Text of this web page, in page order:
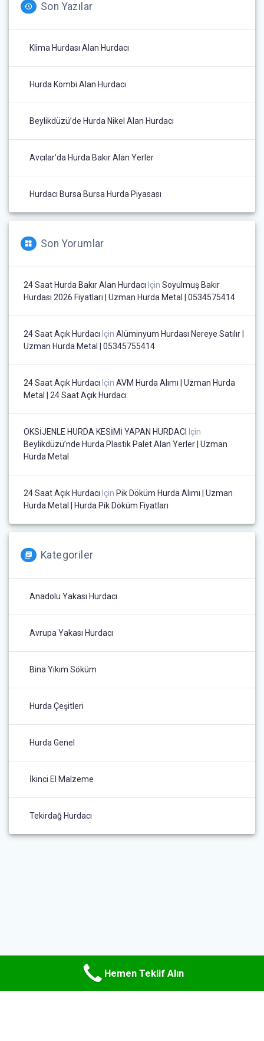
Son Yazılar
Klima Hurdası Alan Hurdacı
Hurda Kombi Alan Hurdacı
Beylikdüzü’de Hurda Nikel Alan Hurdacı
Avcılar’da Hurda Bakır Alan Yerler
Hurdacı Bursa Bursa Hurda Piyasası
Son Yorumlar
24 Saat Hurda Bakır Alan Hurdacı Için Soyulmuş Bakır
Hurdası 2026 Fiyatları | Uzman Hurda Metal | 0534575414
24 Saat Açık Hurdacı Için Alüminyum Hurdası Nereye Satılır |
Uzman Hurda Metal | 05345755414
24 Saat Açık Hurdacı Için AVM Hurda Alımı | Uzman Hurda
Metal | 24 Saat Açık Hurdacı
OKSİJENLE HURDA KESİMİ YAPAN HURDACI
Için
Beylikdüzü’nde Hurda Plastik Palet Alan Yerler | Uzman
Hurda Metal
24 Saat Açık Hurdacı Için Pik Döküm Hurda Alımı | Uzman
Hurda Metal | Hurda Pik Döküm Fiyatları
Kategoriler
Anadolu Yakası Hurdacı
Avrupa Yakası Hurdacı
Bina Yıkım Söküm
Hurda Çeşitleri
Hurda Genel
İkinci El Malzeme
Tekirdağ Hurdacı
Hemen Teklif Alın